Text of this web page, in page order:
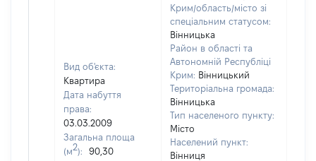
Вид об'єкта:
Квартира
Дата набуття
права:
03.03.2009
Загальна площа
(м2):
90,30
Крим/область/місто зі
спеціальним статусом:
Вінницька
Район в області та
Автономній Республіці
Крим: Вінницький
Територіальна громада:
Вінницька
Тип населеного пункту:
Місто
Населений пункт:
Вінниця